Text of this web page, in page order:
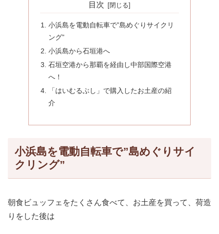
目次
小浜島を電動自転車で”島めぐりサイクリ
ング”
小浜島から石垣港へ
石垣空港から那覇を経由し中部国際空港
へ！
「はいむるぶし」で購入したお土産の紹
介
小浜島を電動自転車で”島めぐりサイ
クリング”
朝食ビュッフェをたくさん食べて、お土産を買って、荷造
りをした後は